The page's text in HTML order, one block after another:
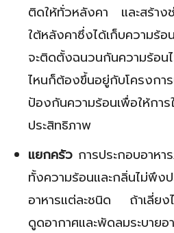
ติดให้ทั่วหลังคา และสร้าง
ใต้หลังคาซึ่งได้เก็บความร้
จะติดตั้งฉนวนกันความร้อ
ไหนก็ต้องขึ้นอยู่กับโครงก
ปัองกันความร้อนเพื่อให้กา
ประสิทธิภาพ
แยกครัว การประกอบอาหา
ทั้งความร้อนและกลิ่นไม่พึง
อาหารแต่ละชนิด ถ้าเลี่ยงไ
ดูดอากาศและพัดลมระบาย